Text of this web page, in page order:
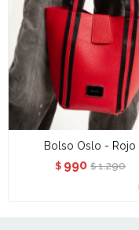
Bolso Oslo - Rojo
$ 990 $ 1.290